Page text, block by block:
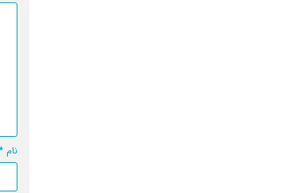
نام*